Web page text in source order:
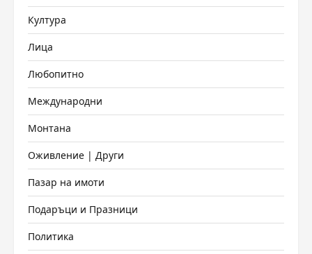
Култура
Лица
Любопитно
Международни
Монтана
Оживление | Други
Пазар на имоти
Подаръци и Празници
Политика